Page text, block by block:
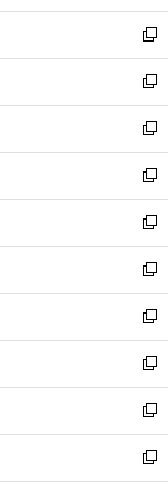
開
く
ウ
で
開
く
ン
ド
ウ
で
開
く
ウ
ィ
ン
ド
ウ
で
開
く
新
し
い
ウ
ィ
ン
ド
ウ
で
開
く
新
し
い
ウ
ィ
ン
ド
ウ
で
開
く
新
し
い
ウ
ィ
ン
ド
ウ
で
開
く
新
し
い
ウ
ィ
ン
ド
ウ
で
開
く
新
し
い
ウ
ィ
ン
ド
ウ
で
開
く
新
し
い
ウ
ィ
ン
ド
ウ
で
開
新
し
い
ウ
ィ
ン
ド
ウ
新
し
い
ウ
ィ
新
し
い
新